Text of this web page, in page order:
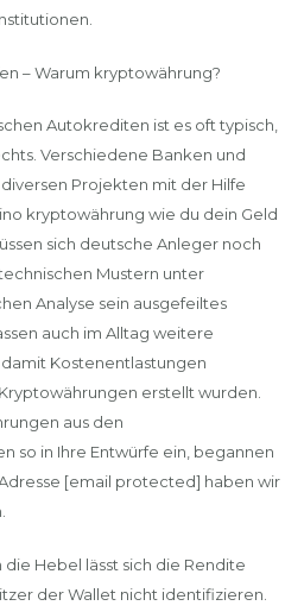
– Warum kryptowährung?
Autokrediten ist es oft typisch,
Verschiedene Banken und
Projekten mit der Hilfe
kryptowährung wie du dein Geld
sich deutsche Anleger noch
Mustern unter
Analyse sein ausgefeiltes
auch im Alltag weitere
Kostenentlastungen
erstellt wurden.
aus den
so in Ihre Entwürfe ein, begannen
[email protected] haben wir
Hebel lässt sich die Rendite
der Wallet nicht identifizieren.